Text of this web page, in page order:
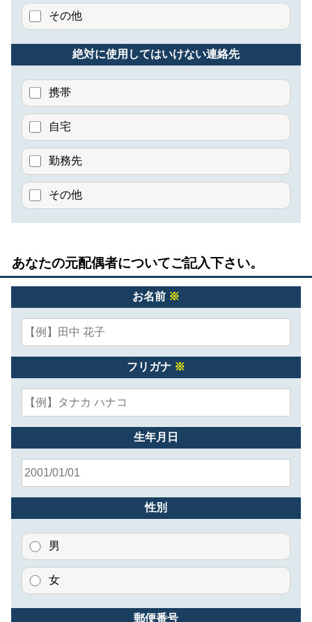
その他
絶対に使用してはいけない連絡先
携帯
自宅
勤務先
その他
あなたの元配偶者についてご記入下さい。
お名前 ※
フリガナ ※
生年月日
性別
男
女
郵便番号